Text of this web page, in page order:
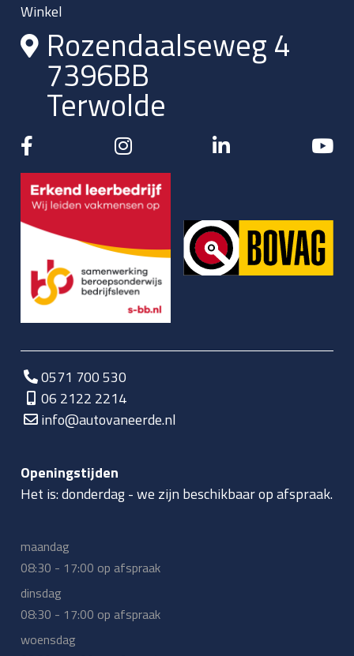
Winkel
Rozendaalseweg 4
7396BB
Terwolde
0571 700 530
06 2122 2214
info@autovaneerde.nl
Openingstijden
Het is:donderdag-we zijn beschikbaar op afspraak.
maandag
08:30 - 17:00 op afspraak
dinsdag
08:30 - 17:00 op afspraak
woensdag